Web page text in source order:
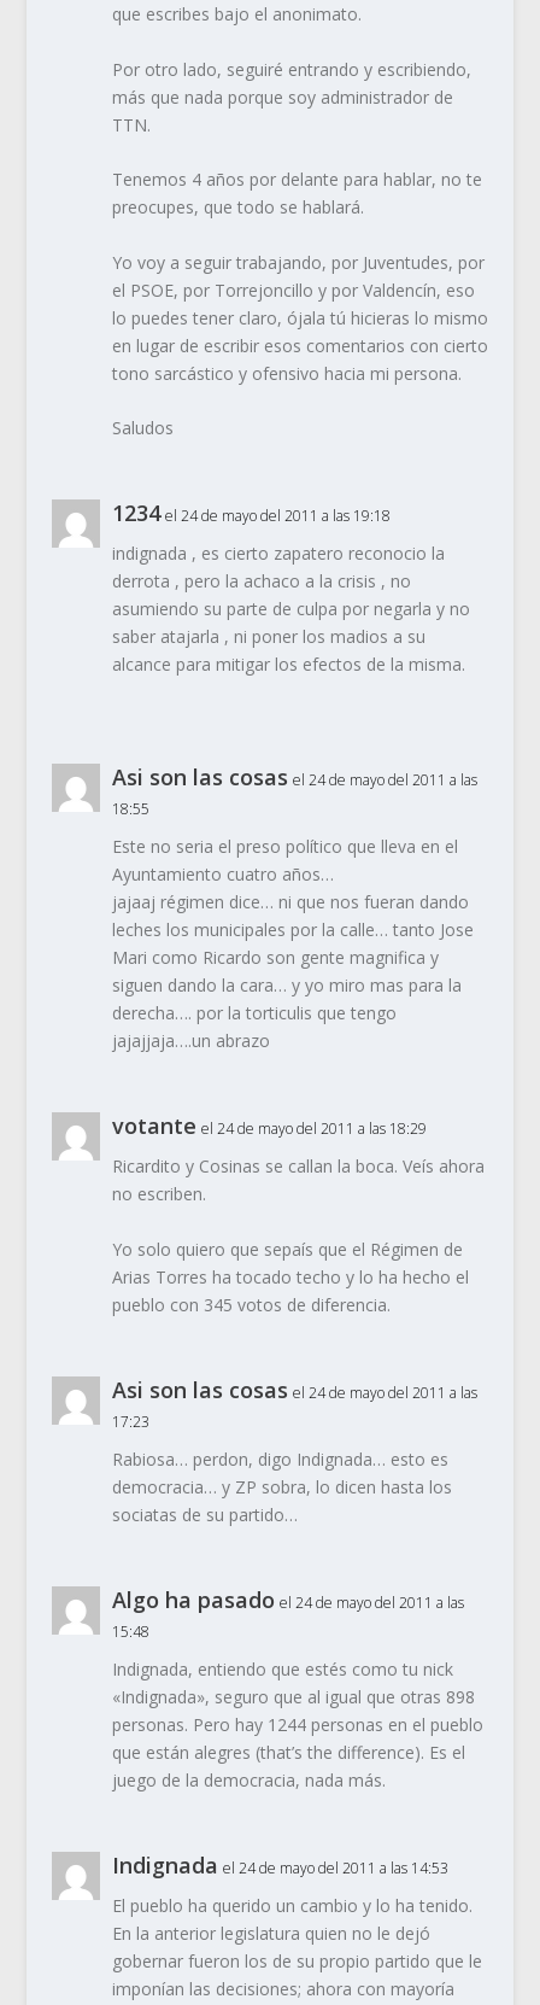
que escribes bajo el anonimato.
Por otro lado, seguiré entrando y escribiendo,
más que nada porque soy administrador de
TTN.
Tenemos 4 años por delante para hablar, no te
preocupes, que todo se hablará.
Yo voy a seguir trabajando, por Juventudes, por
el PSOE, por Torrejoncillo y por Valdencín, eso
lo puedes tener claro, ójala tú hicieras lo mismo
en lugar de escribir esos comentarios con cierto
tono sarcástico y ofensivo hacia mi persona.
Saludos
1234 el 24 de mayo del 2011 a las 19:18
indignada , es cierto zapatero reconocio la
derrota , pero la achaco a la crisis , no
asumiendo su parte de culpa por negarla y no
saber atajarla , ni poner los madios a su
alcance para mitigar los efectos de la misma.
Asi son las cosas el 24 de mayo del 2011 a las
18:55
Este no seria el preso político que lleva en el
Ayuntamiento cuatro años…
jajaaj régimen dice… ni que nos fueran dando
leches los municipales por la calle… tanto Jose
Mari como Ricardo son gente magnifica y
siguen dando la cara… y yo miro mas para la
derecha…. por la torticulis que tengo
jajajjaja….un abrazo
votante el 24 de mayo del 2011 a las 18:29
Ricardito y Cosinas se callan la boca. Veís ahora
no escriben.
Yo solo quiero que sepaís que el Régimen de
Arias Torres ha tocado techo y lo ha hecho el
pueblo con 345 votos de diferencia.
Asi son las cosas el 24 de mayo del 2011 a las
17:23
Rabiosa… perdon, digo Indignada… esto es
democracia… y ZP sobra, lo dicen hasta los
sociatas de su partido…
Algo ha pasado el 24 de mayo del 2011 a las
15:48
Indignada, entiendo que estés como tu nick
«Indignada», seguro que al igual que otras 898
personas. Pero hay 1244 personas en el pueblo
que están alegres (that’s the difference). Es el
juego de la democracia, nada más.
Indignada el 24 de mayo del 2011 a las 14:53
El pueblo ha querido un cambio y lo ha tenido.
En la anterior legislatura quien no le dejó
gobernar fueron los de su propio partido que le
imponían las decisiones; ahora con mayoría